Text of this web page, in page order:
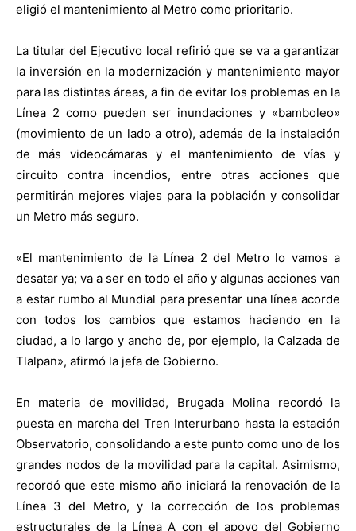
eligió el mantenimiento al Metro como prioritario.
La titular del Ejecutivo local refirió que se va a garantizar
la inversión en la modernización y mantenimiento mayor
para las distintas áreas, a fin de evitar los problemas en la
Línea 2 como pueden ser inundaciones y «bamboleo»
(movimiento de un lado a otro), además de la instalación
de más videocámaras y el mantenimiento de vías y
circuito contra incendios, entre otras acciones que
permitirán mejores viajes para la población y consolidar
un Metro más seguro.
«El mantenimiento de la Línea 2 del Metro lo vamos a
desatar ya; va a ser en todo el año y algunas acciones van
a estar rumbo al Mundial para presentar una línea acorde
con todos los cambios que estamos haciendo en la
ciudad, a lo largo y ancho de, por ejemplo, la Calzada de
Tlalpan», afirmó la jefa de Gobierno.
En materia de movilidad, Brugada Molina recordó la
puesta en marcha del Tren Interurbano hasta la estación
Observatorio, consolidando a este punto como uno de los
grandes nodos de la movilidad para la capital. Asimismo,
recordó que este mismo año iniciará la renovación de la
Línea 3 del Metro, y la corrección de los problemas
estructurales de la Línea A con el apoyo del Gobierno